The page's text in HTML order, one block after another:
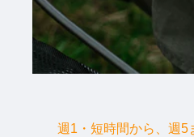
週1・短時間から、週5